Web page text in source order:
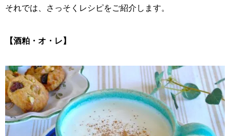
それでは、さっそくレシピをご紹介します。
【酒粕・オ・レ】